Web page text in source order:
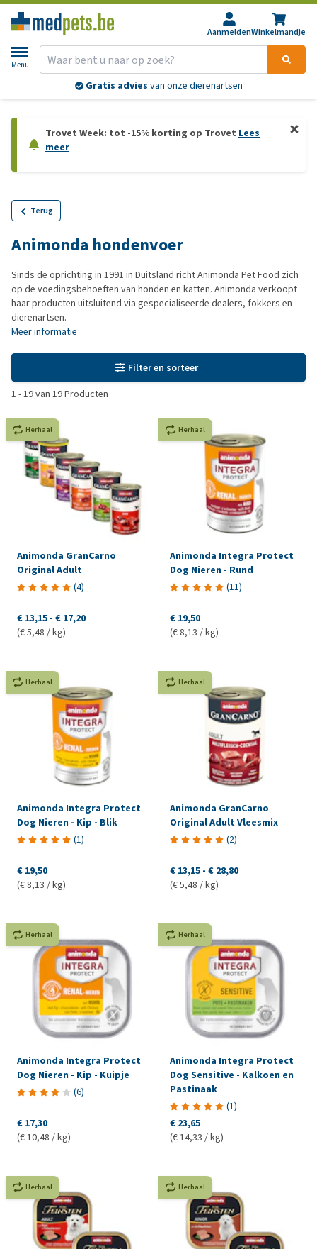
AanmeldenWinkelmandje
Menu
Gratis advies van onze dierenartsen
Trovet Week: tot -15% korting op Trovet Lees
meer
Terug
Animonda hondenvoer
Sinds de oprichting in 1991 in Duitsland richt Animonda Pet Food zich
op de voedingsbehoeften van honden en katten. Animonda verkoopt
haar producten uitsluitend via gespecialiseerde dealers, fokkers en
dierenartsen.
Meer informatie
Filter en sorteer
1 -19van 19Producten
Herhaal
Animonda GranCarno
Original Adult
(4)
€ 13,15 - € 17,20
(€ 5,48 / kg)
Herhaal
Animonda Integra Protect
Dog Nieren - Rund
(11)
€ 19,50
(€ 8,13 / kg)
Herhaal
Animonda Integra Protect
Dog Nieren - Kip - Blik
(1)
€ 19,50
(€ 8,13 / kg)
Herhaal
Animonda GranCarno
Original Adult Vleesmix
(2)
€ 13,15 - € 28,80
(€ 5,48 / kg)
Herhaal
Animonda Integra Protect
Dog Nieren - Kip - Kuipje
(6)
€ 17,30
(€ 10,48 / kg)
Herhaal
Animonda Integra Protect
Dog Sensitive - Kalkoen en
Pastinaak
(1)
€ 23,65
(€ 14,33 / kg)
Herhaal Herhaal